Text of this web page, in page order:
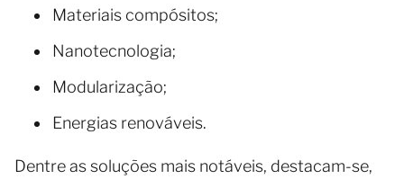
Materiais compósitos;
Nanotecnologia;
Modularização;
Energias renováveis.
Dentre as soluções mais notáveis, destacam-se,